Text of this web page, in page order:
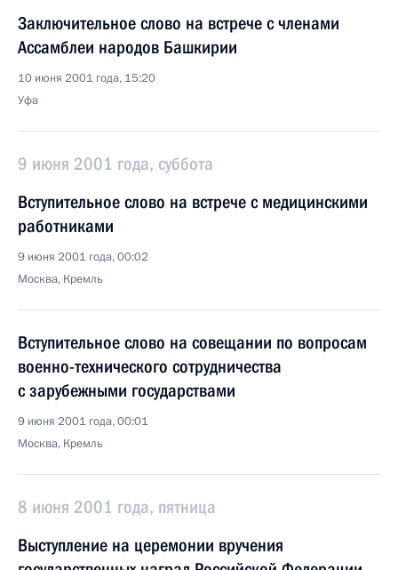
Заключительное слово на встрече с членами
Ассамблеи народов Башкирии
10 июня 2001 года, 15:20
Уфа
9 июня 2001 года, суббота
Вступительное слово на встрече с медицинскими
работниками
9 июня 2001 года, 00:02
Москва, Кремль
Вступительное слово на совещании по вопросам
военно-технического сотрудничества
с зарубежными государствами
9 июня 2001 года, 00:01
Москва, Кремль
8 июня 2001 года, пятница
Выступление на церемонии вручения